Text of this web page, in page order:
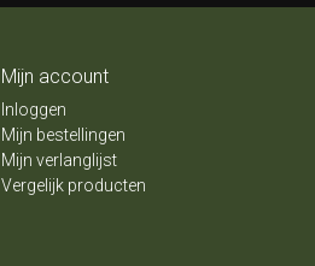
Mijn account
Inloggen
Mijn bestellingen
Mijn verlanglijst
Vergelijk producten